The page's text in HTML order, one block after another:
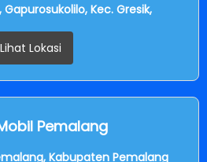
Kec. Gresik,
Lihat Lokasi
Pemalang
Kabupaten Pemalang